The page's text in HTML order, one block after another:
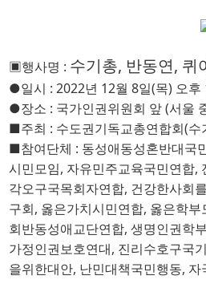
▣행사명 : 수기총, 반동연, 퀴
●일시 : 2022년 12월 8일(목) 오후
●장소 : 국가인권위원회 앞(서울
■주최 : 수도권기독교총연합회(수
■참여단체 : 동성애동성혼반대국
시민모임, 자유민주교육국민연합,
각오구국목회자연합, 건강한사회
구회, 옳은가치시민연합, 옳은학부
회반동성애교단연합, 생명인권학
가정인권보호연대, 진리수호구국
을위한대안, 난민대책국민행동, 자